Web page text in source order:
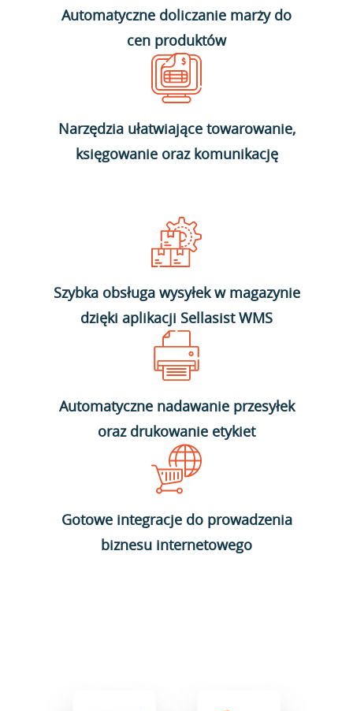
Automatyczne doliczanie marży do
cen produktów
Narzędzia ułatwiające towarowanie,
księgowanie oraz komunikację
Szybka obsługa wysyłek w magazynie
dzięki aplikacji Sellasist WMS
Automatyczne nadawanie przesyłek
oraz drukowanie etykiet
Gotowe integracje do prowadzenia
biznesu internetowego